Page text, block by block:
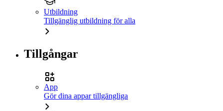
Utbildning
Tillgänglig utbildning för alla
Tillgångar
App
Gör dina appar tillgängliga